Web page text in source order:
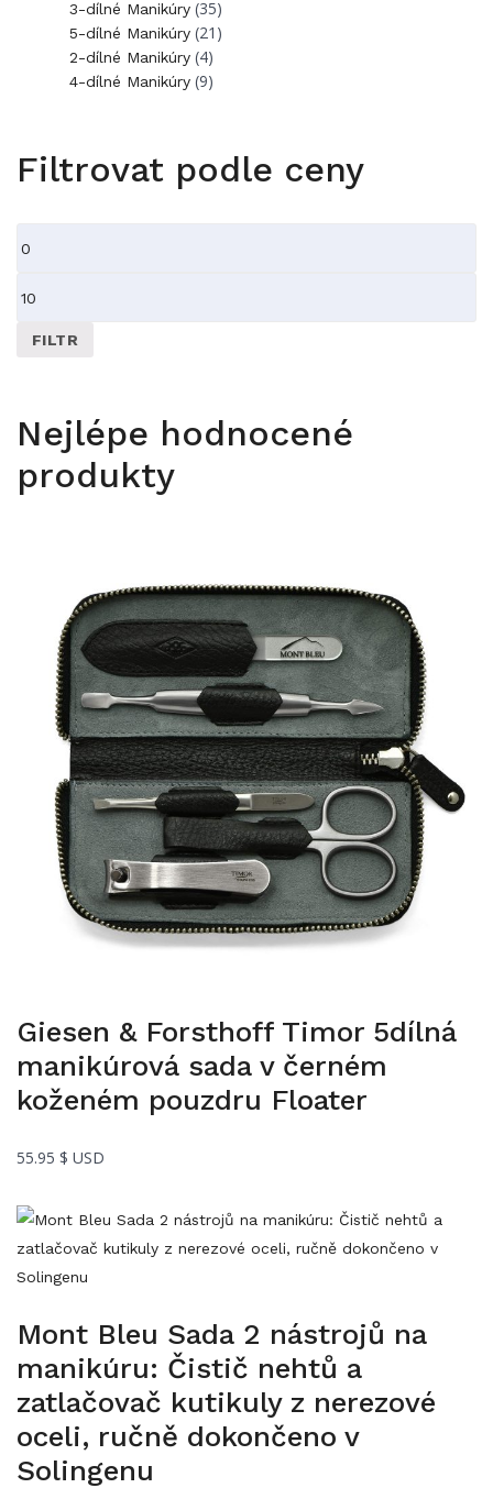
3-dílné Manikúry (35)
5-dílné Manikúry (21)
2-dílné Manikúry (4)
4-dílné Manikúry (9)
Filtrovat podle ceny
Minimální
Maximální
cena
FILTR
Nejlépe hodnocené
produkty
Giesen & Forsthoff Timor 5dílná
manikúrová sada v černém
koženém pouzdru Floater
55.95 $ USD
Mont Bleu Sada 2 nástrojů na
manikúru: Čistič nehtů a
zatlačovač kutikuly z nerezové
oceli, ručně dokončeno v
Solingenu